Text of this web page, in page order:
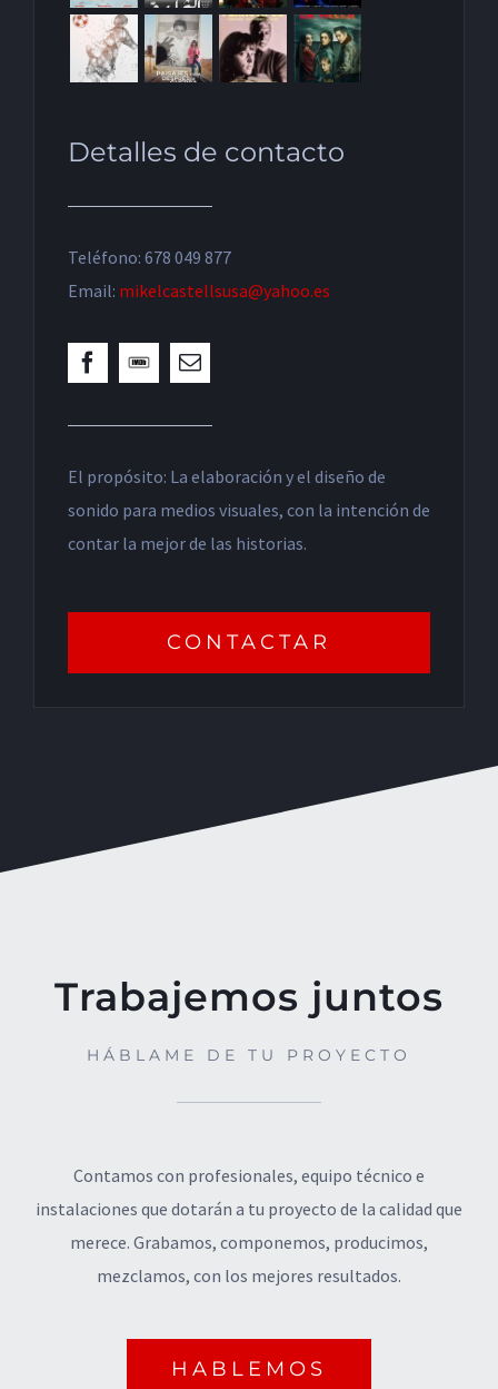
Detalles de contacto
Teléfono: 678 049 877
Email: mikelcastellsusa@yahoo.es
El propósito: La elaboración y el diseño de
sonido para medios visuales, con la intención de
contar la mejor de las historias.
CONTACTAR
Trabajemos juntos
HÁBLAME DE TU PROYECTO
Contamos con profesionales, equipo técnico e
instalaciones que dotarán a tu proyecto de la calidad que
merece. Grabamos, componemos, producimos,
mezclamos, con los mejores resultados.
HABLEMOS